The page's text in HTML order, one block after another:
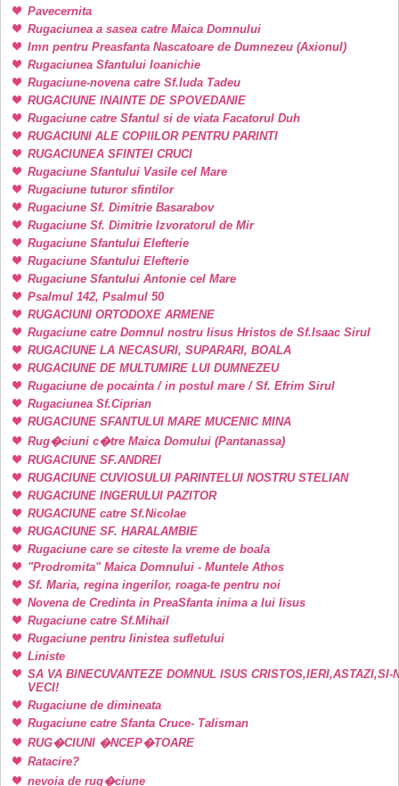
Pavecernita
Rugaciunea a sasea catre Maica Domnului
Imn pentru Preasfanta Nascatoare de Dumnezeu (Axionul)
Rugaciunea Sfantului Ioanichie
Rugaciune-novena catre Sf.Iuda Tadeu
RUGACIUNE INAINTE DE SPOVEDANIE
Rugaciune catre Sfantul si de viata Facatorul Duh
RUGACIUNI ALE COPIILOR PENTRU PARINTI
RUGACIUNEA SFINTEI CRUCI
Rugaciune Sfantului Vasile cel Mare
Rugaciune tuturor sfintilor
Rugaciune Sf. Dimitrie Basarabov
Rugaciune Sf. Dimitrie Izvoratorul de Mir
Rugaciune Sfantului Elefterie
Rugaciune Sfantului Elefterie
Rugaciune Sfantului Antonie cel Mare
Psalmul 142, Psalmul 50
RUGACIUNI ORTODOXE ARMENE
Rugaciune catre Domnul nostru Iisus Hristos de Sf.Isaac Sirul
RUGACIUNE LA NECASURI, SUPARARI, BOALA
RUGACIUNE DE MULTUMIRE LUI DUMNEZEU
Rugaciune de pocainta / in postul mare / Sf. Efrim Sirul
Rugaciunea Sf.Ciprian
RUGACIUNE SFANTULUI MARE MUCENIC MINA
Rug�ciuni c�tre Maica Domului (Pantanassa)
RUGACIUNE SF.ANDREI
RUGACIUNE CUVIOSULUI PARINTELUI NOSTRU STELIAN
RUGACIUNE INGERULUI PAZITOR
RUGACIUNE catre Sf.Nicolae
RUGACIUNE SF. HARALAMBIE
Rugaciune care se citeste la vreme de boala
"Prodromita" Maica Domnului - Muntele Athos
Sf. Maria, regina ingerilor, roaga-te pentru noi
Novena de Credinta in PreaSfanta inima a lui Iisus
Rugaciune catre Sf.Mihail
Rugaciune pentru linistea sufletului
Liniste
SA VA BINECUVANTEZE DOMNUL ISUS CRISTOS,IERI,ASTAZI,SI-
VECI!
Rugaciune de dimineata
Rugaciune catre Sfanta Cruce- Talisman
RUG�CIUNI �NCEP�TOARE
Ratacire?
nevoia de rug�ciune